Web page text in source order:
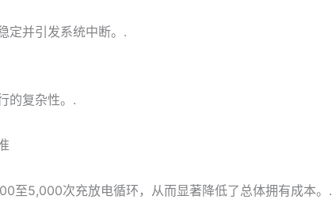
定并引发系统中断。.
的复杂性。.
至5,000次充放电循环，从而显著降低了总体拥有成本。.